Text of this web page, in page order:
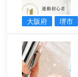
大阪府
堺市